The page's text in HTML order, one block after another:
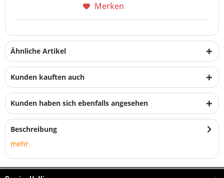
Merken
Ähnliche Artikel
Kunden kauften auch
Kunden haben sich ebenfalls angesehen
Beschreibung
mehr